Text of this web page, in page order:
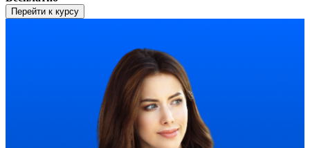
Перейти к курсу